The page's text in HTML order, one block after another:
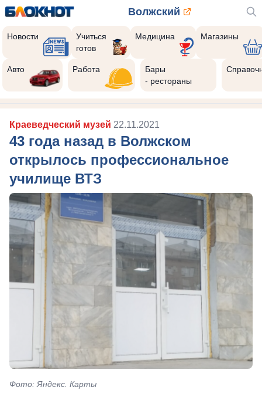
Волжский
Новости
Учиться
готов
Медицина Магазины
Авто Работа
Бары
- рестораны
Краеведческий музей 22.11.2021
43 года назад в Волжском
открылось профессиональное
училище ВТЗ
Фото: Яндекс. Карты